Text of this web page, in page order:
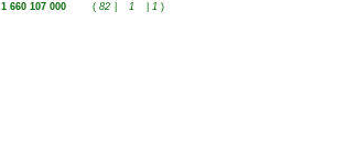
1 660 107 000 ( 82 1 1 )